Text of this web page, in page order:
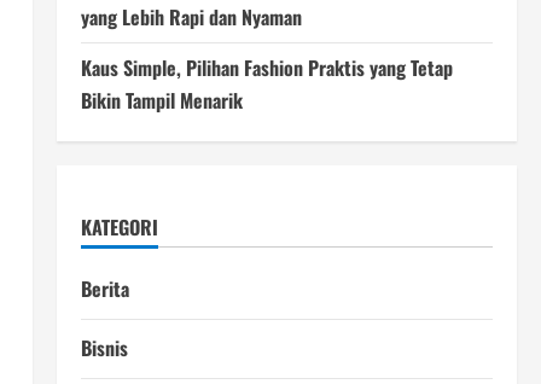
yang Lebih Rapi dan Nyaman
Kaus Simple, Pilihan Fashion Praktis yang Tetap
Bikin Tampil Menarik
KATEGORI
Berita
Bisnis